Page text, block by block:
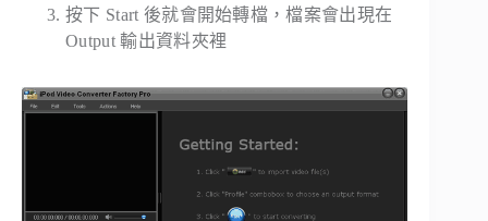
按下 Start 後就會開始轉檔，檔案會出現在
Output 輸出資料夾裡